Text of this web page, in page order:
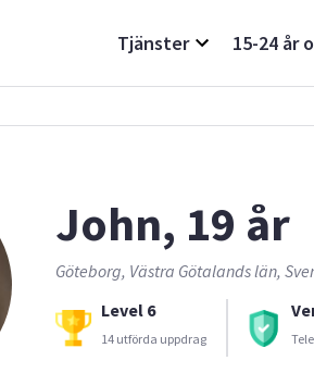
Tjänster 15-24 år
John, 19 år
Göteborg, Västra Götalands län,
Level 6
14 utförda uppdrag